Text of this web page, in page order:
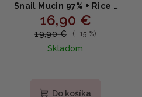
Snail Mucin 97% + Rice -
Upokojujúce hydratačné
sérum so slimáčím
slizom a ryžou 100 ml
16,90 €
19,90 € (–15 %)
Skladom
produktu
Do košíka